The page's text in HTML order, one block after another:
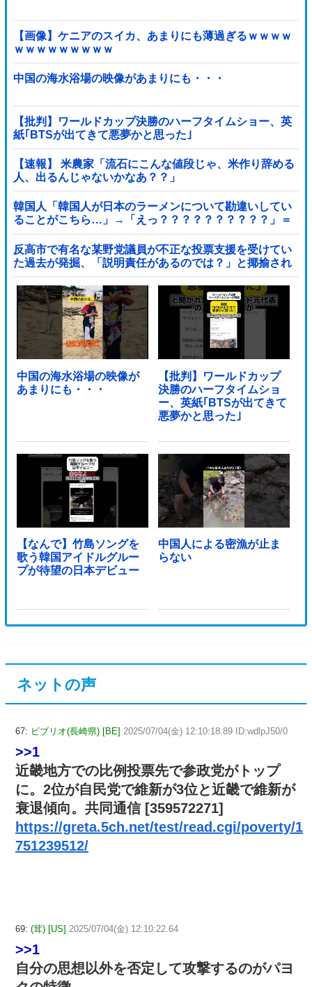
【画像】ケニアのスイカ、あまりにも薄過ぎるｗｗｗｗ
ｗｗｗｗｗｗｗｗｗ
中国の海水浴場の映像があまりにも・・・
【批判】ワールドカップ決勝のハーフタイムショー、英
紙｢BTSが出てきて悪夢かと思った｣
【速報】 米農家「流石にこんな値段じゃ、米作り辞める
人、出るんじゃないかなあ？？」
韓国人「韓国人が日本のラーメンについて勘違いしてい
ることがこちら…」→「えっ？？？？？？？？？？」＝
韓国の反応
反高市で有名な某野党議員が不正な投票支援を受けてい
た過去が発掘、「説明責任があるのでは？」と揶揄され
ており……他
中国の海水浴場の映像が
あまりにも・・・
【批判】ワールドカップ
決勝のハーフタイムショ
ー、英紙｢BTSが出てきて
悪夢かと思った｣
【なんで】竹島ソングを
歌う韓国アイドルグルー
プが待望の日本デビュー
中国人による密漁が止ま
らない
ネットの声
67: ビブリオ(長崎県) [BE] 2025/07/04(金) 12:10:18.89 ID:wdlpJ50/0
>>1
近畿地方での比例投票先で参政党がトップ
に。2位が自民党で維新が3位と近畿で維新が
衰退傾向。共同通信 [359572271]
https://greta.5ch.net/test/read.cgi/poverty/1
751239512/
69: (茸) [US] 2025/07/04(金) 12:10:22.64
>>1
自分の思想以外を否定して攻撃するのがパヨ